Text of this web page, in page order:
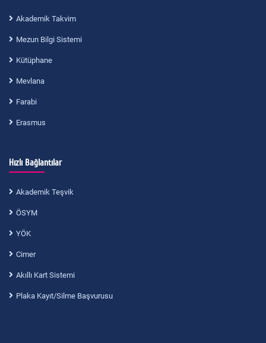
Akademik Takvim
Mezun Bilgi Sistemi
Kütüphane
Mevlana
Farabi
Erasmus
Hızlı Bağlantılar
Akademik Teşvik
ÖSYM
YÖK
Cimer
Akıllı Kart Sistemi
Plaka Kayıt/Silme Başvurusu